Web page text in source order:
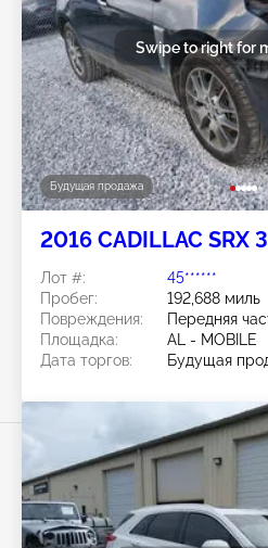
Будущая продажа
Swipe to right for
2016 CADILLAC SRX
Лот #:
45******
Пробег:
192,688 миль
Повреждения:
Передняя
Площадка:
AL - MOBILE
Дата торгов:
Будущая